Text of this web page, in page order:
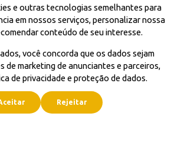
e outras tecnologias semelhantes para
em nossos serviços, personalizar nossa
conteúdo de seu interesse.
você concorda que os dados sejam
de marketing de anunciantes e parceiros,
de privacidade e proteção de dados.
Rejeitar